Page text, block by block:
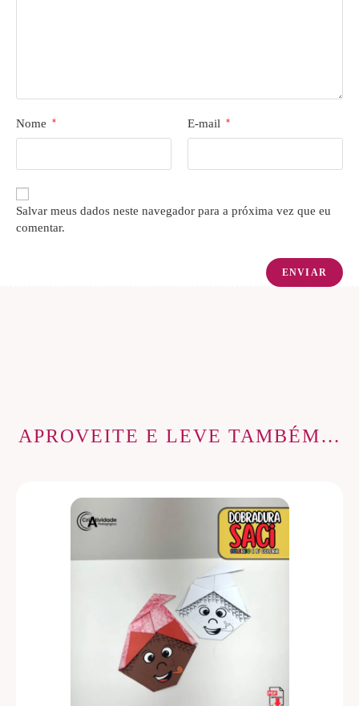
Nome * E-mail *
Salvar meus dados neste navegador para a próxima vez que eu
comentar.
APROVEITE E LEVE TAMBÉM…